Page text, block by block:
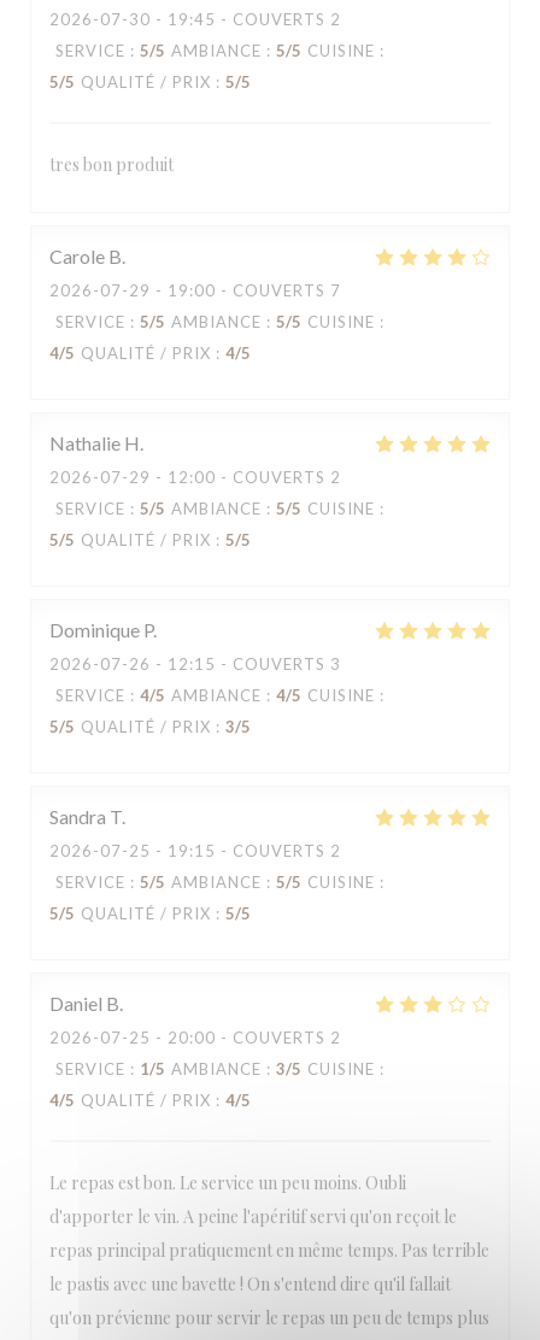
2026-07-30 - 19:45 - COUVERTS 2
SERVICE : 5/5 AMBIANCE : 5/5 CUISINE :
5/5 QUALITÉ / PRIX : 5/5
tres bon produit
Carole B
2026-07-29 - 19:00 - COUVERTS 7
SERVICE : 5/5 AMBIANCE : 5/5 CUISINE :
4/5 QUALITÉ / PRIX : 4/5
Nathalie H
2026-07-29 - 12:00 - COUVERTS 2
SERVICE : 5/5 AMBIANCE : 5/5 CUISINE :
5/5 QUALITÉ / PRIX : 5/5
Dominique P
2026-07-26 - 12:15 - COUVERTS 3
SERVICE : 4/5 AMBIANCE : 4/5 CUISINE :
5/5 QUALITÉ / PRIX : 3/5
Sandra T
2026-07-25 - 19:15 - COUVERTS 2
SERVICE : 5/5 AMBIANCE : 5/5 CUISINE :
5/5 QUALITÉ / PRIX : 5/5
Daniel B
2026-07-25 - 20:00 - COUVERTS 2
SERVICE : 1/5 AMBIANCE : 3/5 CUISINE :
4/5 QUALITÉ / PRIX : 4/5
Le repas est bon. Le service un peu moins. Oubli
d'apporter le vin. A peine l'apéritif servi qu'on reçoit le
repas principal pratiquement en même temps. Pas terrible
le pastis avec une bavette ! On s'entend dire qu'il fallait
qu'on prévienne pour servir le repas un peu de temps plus